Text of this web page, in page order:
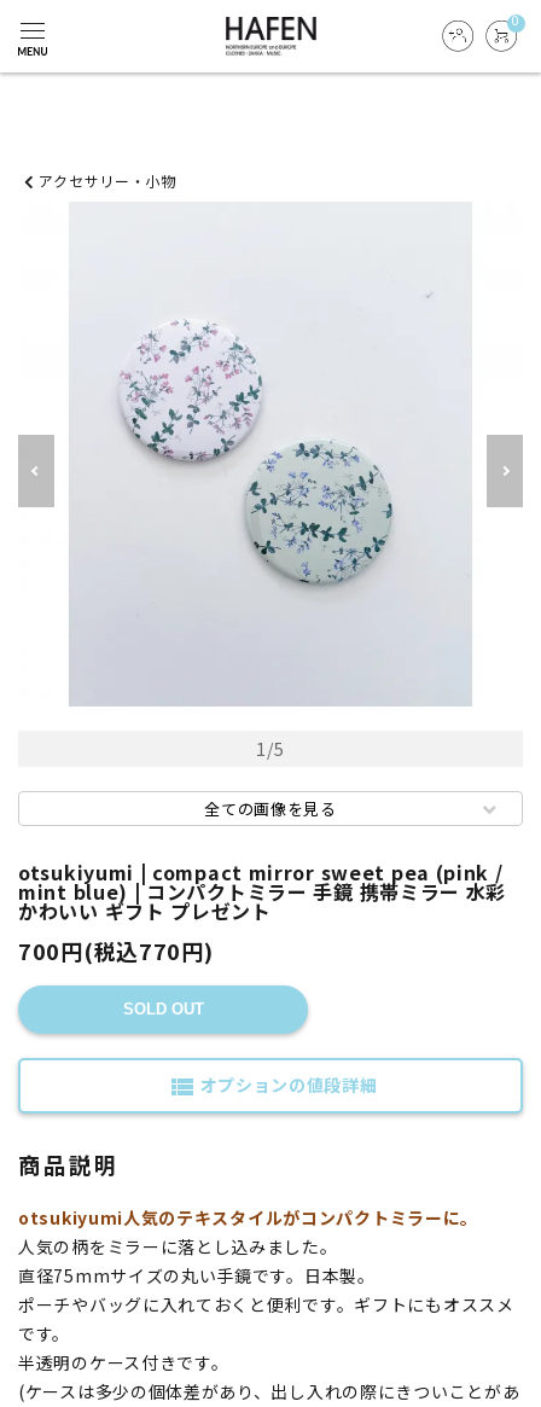
0
アクセサリー・小物
1/5
全ての画像を見る
otsukiyumi | compact mirror sweet pea (pink /
mint blue) | コンパクトミラー 手鏡 携帯ミラー 水彩
かわいい ギフト プレゼント
700円(税込770円)
SOLD OUT
view_list オプションの値段詳細
商品説明
otsukiyumi人気のテキスタイルがコンパクトミラーに。
人気の柄をミラーに落とし込みました。
直径75mmサイズの丸い手鏡です。日本製。
ポーチやバッグに入れておくと便利です。ギフトにもオススメ
です。
半透明のケース付きです。
(ケースは多少の個体差があり、出し入れの際にきついことがあ